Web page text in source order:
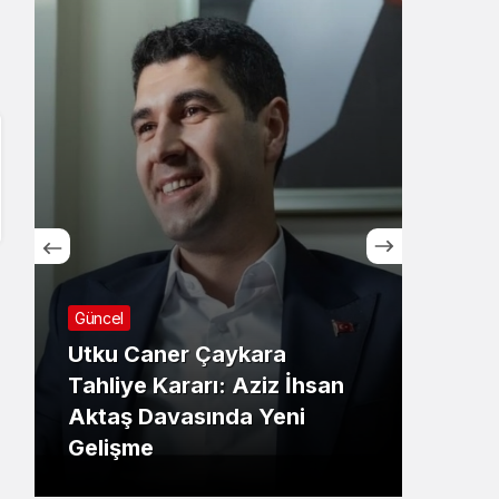
Güncel
Utku Caner Çaykara
Tahliye Kararı: Aziz İhsan
Aktaş Davasında Yeni
Gelişme